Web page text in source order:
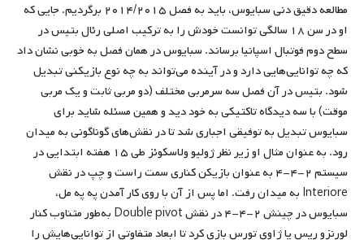
مطالعه دقیق دنی سبایوس، باید به فصل ۲۰۱۴/۲۰۱۵ برگردیم. جایی که
او در سن ۱۸ سالگی توانست خودش را به ترکیب اصلی رئال بتیس در
سطح دوم فوتبال اسپانیا برساند. سبایوس در همان فصل به خوبی نشان داد
که چه توانایی‌هایی دارد و در آینده می‌تواند به چه نوع بازیکنی تبدیل
شود. بتیس در آن فصل سه سرمربی مختلف (دو مربی ثابت و یک مربی
موقت) با سه دیدگاه تاکتیکی به خود دید و همین مسئله شاید برای
سبایوس تبدیل به توفیقی اجباری شد تا در نقش‌های گوناگونی به میدان
رود. به عنوان مثال او زیر نظر ژولیو ولاسکوئز طی ۱۵ هفته ابتدایی در
سیستم ۲-۴-۴ به عنوان بازیکن کناری سمت راست و چپ در نقش
Interiore به میدان رفت. اما پس از آن با روی کار آمدن په په مل،
سبایوس در چینش ۲-۴-۴ در نقش Double pivot به‌طور متناوب کنار
لورنزو ریس یا ژاوی تورس بازی کرد تا ابعاد متفاوتی از توانایی‌هایش را